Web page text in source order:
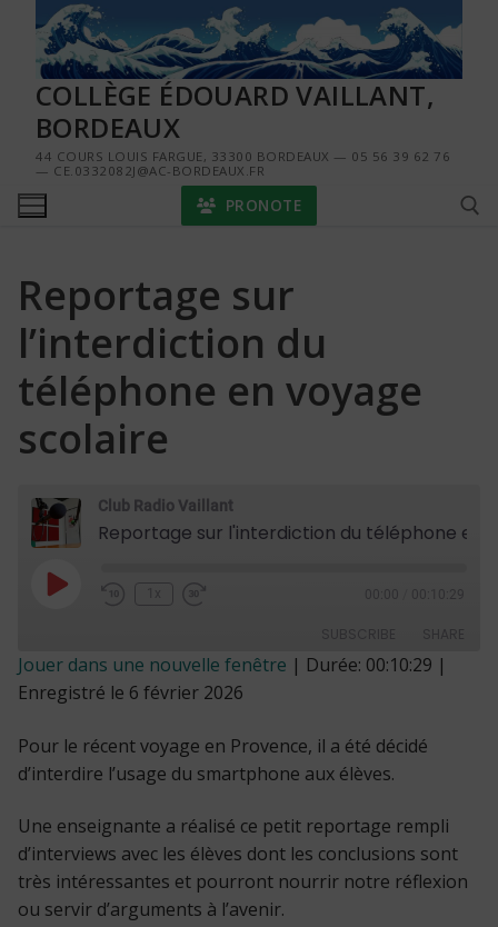
contenu
COLLÈGE ÉDOUARD VAILLANT,
BORDEAUX
44 COURS LOUIS FARGUE, 33300 BORDEAUX — 05 56 39 62 76
— CE.0332082J@AC-BORDEAUX.FR
PRONOTE
Reportage sur
l’interdiction du
téléphone en voyage
scolaire
Club Radio Vaillant
Play
Episode
00:00 00:10:29
SUBSCRIBE SHARE
SHARE
LINK
EMBED
Jouer dans une nouvelle fenêtre | Durée: 00:10:29 |
Enregistré le 6 février 2026
Pour le récent voyage en Provence, il a été décidé
d’interdire l’usage du smartphone aux élèves.
Une enseignante a réalisé ce petit reportage rempli
d’interviews avec les élèves dont les conclusions sont
très intéressantes et pourront nourrir notre réflexion
ou servir d’arguments à l’avenir.